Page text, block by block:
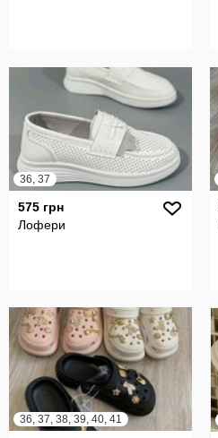
36, 37
575 грн
Лофери
36, 37, 38, 39, 40, 41